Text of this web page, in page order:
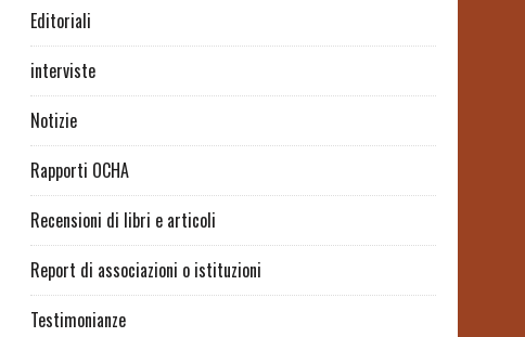
Editoriali
interviste
Notizie
Rapporti OCHA
Recensioni di libri e articoli
Report di associazioni o istituzioni
Testimonianze